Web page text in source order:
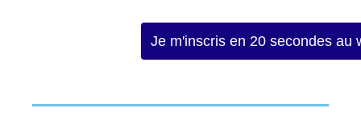
Je m'inscris en 20 secondes au